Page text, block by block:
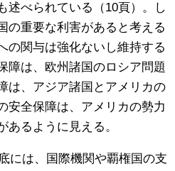
述べられている（10頁）。し
の重要な利害があると考える
の関与は強化ないし維持する
障は、欧州諸国のロシア問題
は、アジア諸国とアメリカの
安全保障は、アメリカの勢力
あるように見える。
には、国際機関や覇権国の支